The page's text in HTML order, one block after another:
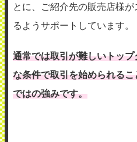
とに、ご紹介先の販売店様
るようサポートしています。
通常では取引が難しいトッ
な条件で取引を始められる
ではの強みです。